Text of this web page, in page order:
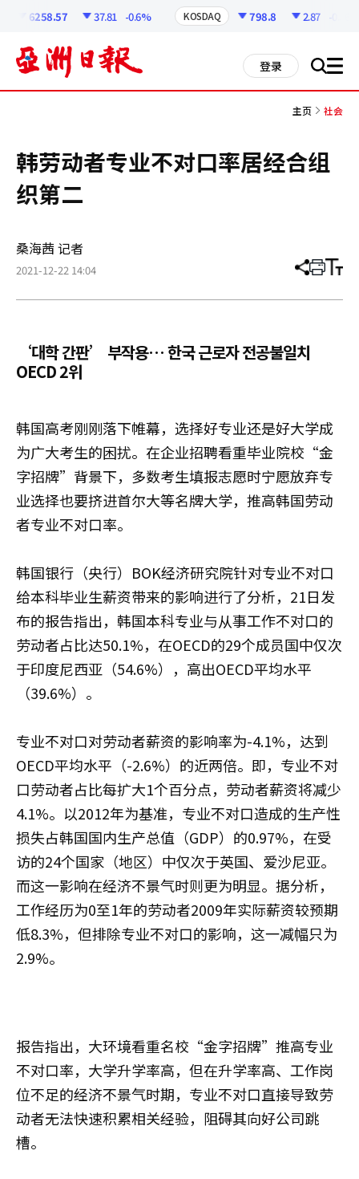
6258.57 37.81 -0.6% KOSDAQ 798.8 2.87 -0.36%
登录 搜 all
主页 社会
韩劳动者专业不对口率居经合组
织第二
桑海茜 记者
2021-12-22 14:04 分
章
打 调
小
‘대학 간판’ 부작용… 한국 근로자 전공불일치
OECD 2위
韩国高考刚刚落下帷幕，选择好专业还是好大学成
为广大考生的困扰。在企业招聘看重毕业院校“金
字招牌”背景下，多数考生填报志愿时宁愿放弃专
业选择也要挤进首尔大等名牌大学，推高韩国劳动
者专业不对口率。
韩国银行（央行）BOK经济研究院针对专业不对口
给本科毕业生薪资带来的影响进行了分析，21日发
布的报告指出，韩国本科专业与从事工作不对口的
劳动者占比达50.1%，在OECD的29个成员国中仅次
于印度尼西亚（54.6%），高出OECD平均水平
（39.6%）。
专业不对口对劳动者薪资的影响率为-4.1%，达到
OECD平均水平（-2.6%）的近两倍。即，专业不对
口劳动者占比每扩大1个百分点，劳动者薪资将减少
4.1%。以2012年为基准，专业不对口造成的生产性
损失占韩国国内生产总值（GDP）的0.97%，在受
访的24个国家（地区）中仅次于英国、爱沙尼亚。
而这一影响在经济不景气时则更为明显。据分析，
工作经历为0至1年的劳动者2009年实际薪资较预期
低8.3%，但排除专业不对口的影响，这一减幅只为
2.9%。
报告指出，大环境看重名校“金字招牌”推高专业
不对口率，大学升学率高，但在升学率高、工作岗
位不足的经济不景气时期，专业不对口直接导致劳
动者无法快速积累相关经验，阻碍其向好公司跳
槽。